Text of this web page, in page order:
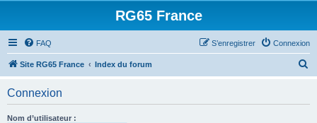
RG65 France
FAQ Connexion
S’enregistrer
Site RG65 France Index du forum
Connexion
Nom d’utilisateur :